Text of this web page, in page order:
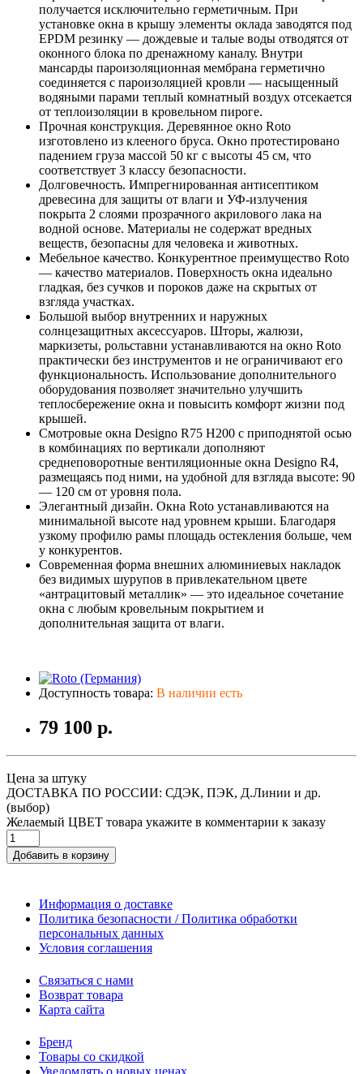
получается исключительно герметичным. При
установке окна в крышу элементы оклада заводятся под
EPDM резинку — дождевые и талые воды отводятся от
оконного блока по дренажному каналу. Внутри
мансарды пароизоляционная мембрана герметично
соединяется с пароизоляцией кровли — насыщенный
водяными парами теплый комнатный воздух отсекается
от теплоизоляции в кровельном пироге.
Прочная конструкция. Деревянное окно Roto
изготовлено из клееного бруса. Окно протестировано
падением груза массой 50 кг с высоты 45 см, что
соответствует 3 классу безопасности.
Долговечность. Импрегнированная антисептиком
древесина для защиты от влаги и УФ-излучения
покрыта 2 слоями прозрачного акрилового лака на
водной основе. Материалы не содержат вредных
веществ, безопасны для человека и животных.
Мебельное качество. Конкурентное преимущество Roto
— качество материалов. Поверхность окна идеально
гладкая, без сучков и пороков даже на скрытых от
взгляда участках.
Большой выбор внутренних и наружных
солнцезащитных аксессуаров. Шторы, жалюзи,
маркизеты, рольставни устанавливаются на окно Roto
практически без инструментов и не ограничивают его
функциональность. Использование дополнительного
оборудования позволяет значительно улучшить
теплосбережение окна и повысить комфорт жизни под
крышей.
Смотровые окна Designo R75 H200 с приподнятой осью
в комбинациях по вертикали дополняют
среднеповоротные вентиляционные окна Designo R4,
размещаясь под ними, на удобной для взгляда высоте: 90
— 120 см от уровня пола.
Элегантный дизайн. Окна Roto устанавливаются на
минимальной высоте над уровнем крыши. Благодаря
узкому профилю рамы площадь остекления больше, чем
у конкурентов.
Современная форма внешних алюминиевых накладок
без видимых шурупов в привлекательном цвете
«антрацитовый металлик» — это идеальное сочетание
окна с любым кровельным покрытием и
дополнительная защита от влаги.
Доступность товара: В наличии есть
79 100 р.
Цена за штуку
ДОСТАВКА ПО РОССИИ: СДЭК, ПЭК, Д.Линии и др.
(выбор)
Желаемый ЦВЕТ товара укажите в комментарии к заказу
Добавить в корзину
Информация о доставке
Политика безопасности / Политика обработки
персональных данных
Условия соглашения
Связаться с нами
Возврат товара
Карта сайта
Бренд
Товары со скидкой
Уведомлять о новых ценах